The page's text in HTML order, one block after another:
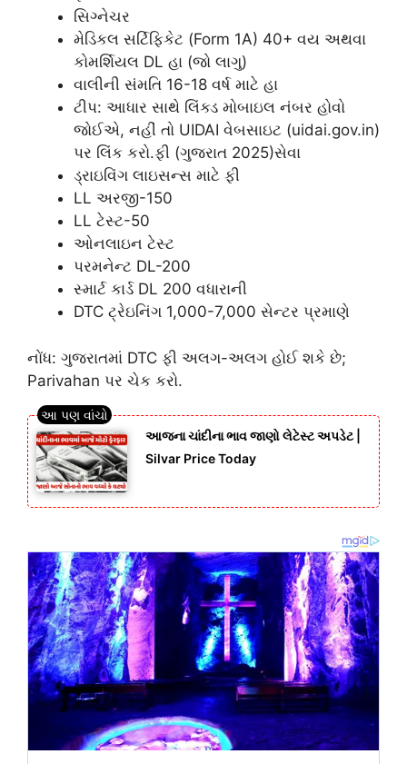
સિગ્નેચર
મેડિકલ સર્ટિફિકેટ (Form 1A) 40+ વય અથવા
કોમર્શિયલ DL હા (જો લાગુ)
વાલીની સંમતિ 16-18 વર્ષ માટે હા
ટીપ: આધાર સાથે લિંક્ડ મોબાઇલ નંબર હોવો
જોઈએ, નહીં તો UIDAI વેબસાઇટ (uidai.gov.in)
પર લિંક કરો.ફી (ગુજરાત 2025)સેવા
ડ્રાઇવિંગ લાઇસન્સ માટે ફી
LL અરજી-150
LL ટેસ્ટ-50
ઓનલાઇન ટેસ્ટ
પરમનેન્ટ DL-200
સ્માર્ટ કાર્ડ DL 200 વધારાની
DTC ટ્રેઇનિંગ 1,000-7,000 સેન્ટર પ્રમાણે
નોંધ: ગુજરાતમાં DTC ફી અલગ-અલગ હોઈ શકે છે;
Parivahan પર ચેક કરો.
આજના ચાંદીના ભાવ જાણો લેટેસ્ટ અપડેટ |
Silvar Price Today